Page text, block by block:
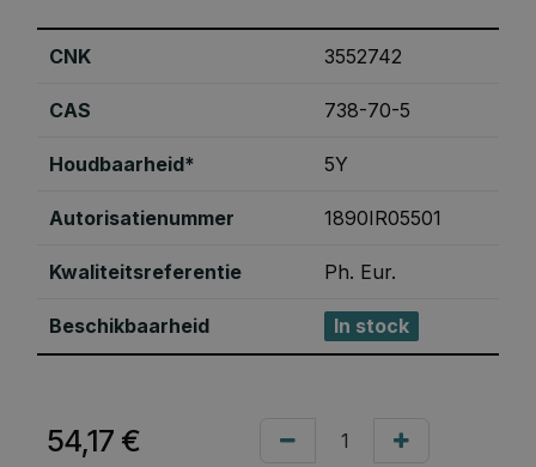
CNK 3552742
CAS 738-70-5
Houdbaarheid* 5Y
Autorisatienummer 1890IR05501
Kwaliteitsreferentie Ph. Eur.
Beschikbaarheid In stock
54,17 €